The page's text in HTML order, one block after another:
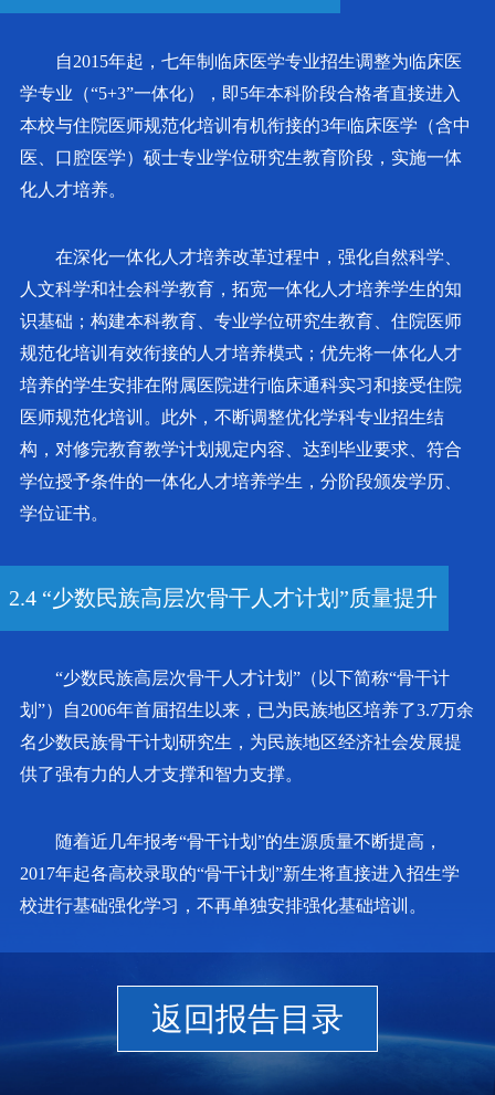
自2015年起，七年制临床医学专业招生调整为临床医
学专业（“5+3”一体化），即5年本科阶段合格者直接进入
本校与住院医师规范化培训有机衔接的3年临床医学（含中
医、口腔医学）硕士专业学位研究生教育阶段，实施一体
化人才培养。
在深化一体化人才培养改革过程中，强化自然科学、
人文科学和社会科学教育，拓宽一体化人才培养学生的知
识基础；构建本科教育、专业学位研究生教育、住院医师
规范化培训有效衔接的人才培养模式；优先将一体化人才
培养的学生安排在附属医院进行临床通科实习和接受住院
医师规范化培训。此外，不断调整优化学科专业招生结
构，对修完教育教学计划规定内容、达到毕业要求、符合
学位授予条件的一体化人才培养学生，分阶段颁发学历、
学位证书。
2.4 “少数民族高层次骨干人才计划”质量提升
“少数民族高层次骨干人才计划”（以下简称“骨干计
划”）自2006年首届招生以来，已为民族地区培养了3.7万余
名少数民族骨干计划研究生，为民族地区经济社会发展提
供了强有力的人才支撑和智力支撑。
随着近几年报考“骨干计划”的生源质量不断提高，
2017年起各高校录取的“骨干计划”新生将直接进入招生学
校进行基础强化学习，不再单独安排强化基础培训。
返回报告目录